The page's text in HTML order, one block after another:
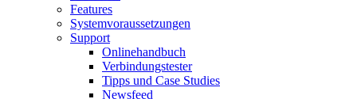
Features
Systemvoraussetzungen
Support
Onlinehandbuch
Verbindungstester
Tipps und Case Studies
Newsfeed